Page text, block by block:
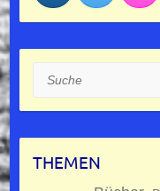
Suche
THEMEN